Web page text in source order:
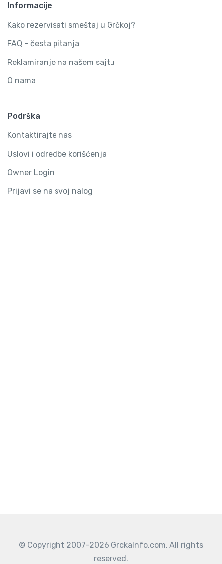
Informacije
Kako rezervisati smeštaj u Grčkoj?
FAQ - česta pitanja
Reklamiranje na našem sajtu
O nama
Podrška
Kontaktirajte nas
Uslovi i odredbe korišćenja
Owner Login
Prijavi se na svoj nalog
© Copyright 2007–2026 GrckaInfo.com. All rights
reserved.